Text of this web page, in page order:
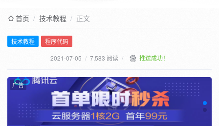
首页 / 技术教程 / 正文
技术教程
程序代码
2021-07-05 / 7,583 阅读 / 推送成功！
广告